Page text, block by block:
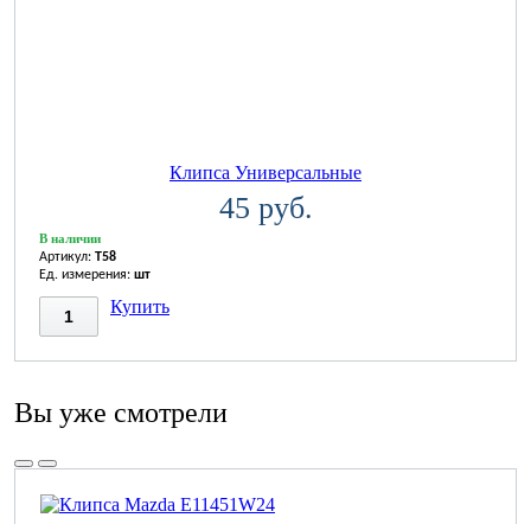
Клипса Универсальные
45 руб.
В наличии
Артикул: T58
Ед. измерения: шт
Купить
Вы уже смотрели